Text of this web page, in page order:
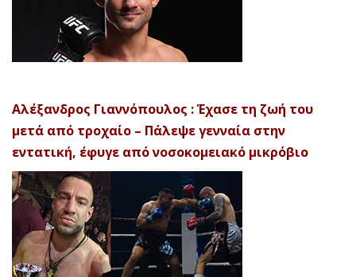
Αλέξανδρος Γιαννόπουλος : Έχασε τη ζωή του
μετά από τροχαίο – Πάλεψε γενναία στην
εντατική, έφυγε από νοσοκομειακό μικρόβιο